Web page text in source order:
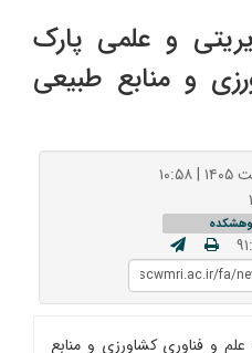
و علمی پارک
و منابع طبیعی
و فناوری کشاورزی و منابع